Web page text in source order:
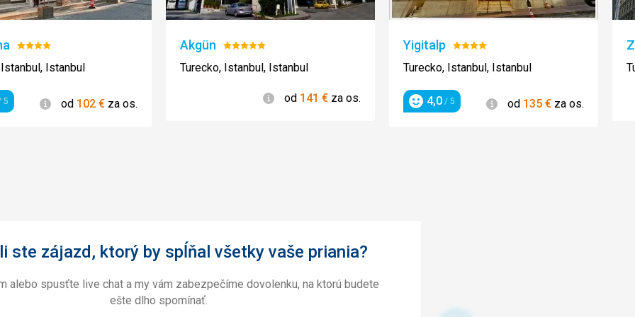
Hodnotenie:
4/5
Istanbul
5 Informácie
od 102 € za os.
Akgün Hodnotenie:
5/5
Turecko, Istanbul, Istanbul
Informácie
od 141 € za os.
Yigitalp Hodnotenie:
4/5
Turecko, Istanbul, Istanbul
Hodnotenie
4,0 / 5 Informácie
od 135 € za os.
ste zájazd, ktorý by spĺňal všetky vaše priania?
alebo spusťte live chat a my vám zabezpečíme dovolenku, na ktorú budete
ešte dlho spomínať.